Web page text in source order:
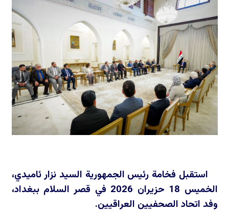
استقبل فخامة رئيس الجمهورية السيد نزار ئاميدي،
الخميس 18 حزيران 2026 في قصر السلام ببغداد،
وفد اتحاد الصحفيين العراقيين.